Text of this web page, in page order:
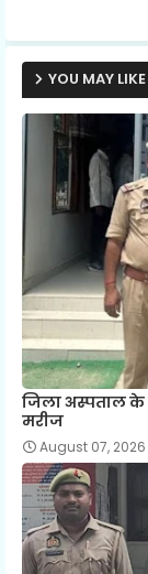
YOU MAY LIKE
जिला अस्पताल के
मरीज
August 07, 2026